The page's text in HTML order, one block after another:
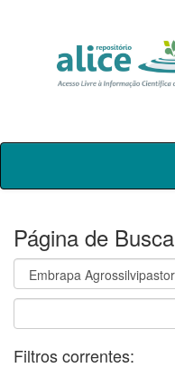
Skip
Página de Busca
Filtros correntes: